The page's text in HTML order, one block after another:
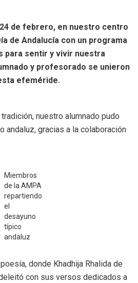
de febrero, en nuestro centro
de Andalucía con un programa
para sentir y vivir nuestra
y profesorado se unieron
efeméride.
nuestro alumnado pudo
andaluz, gracias a la colaboración
Miembros
de la AMPA
repartiendo
el
desayuno
típico
andaluz
donde Khadhija Rhalida de
con sus versos dedicados a